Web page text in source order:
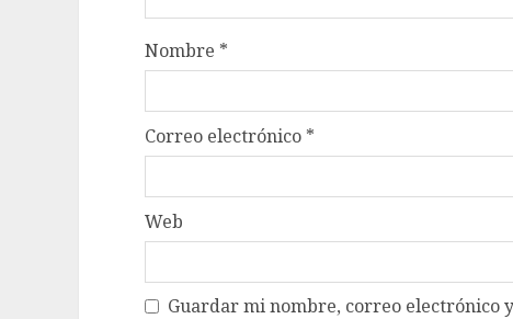
Nombre *
Correo electrónico *
Web
Guardar mi nombre, correo electrónico